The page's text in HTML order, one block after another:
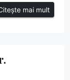
mai mult